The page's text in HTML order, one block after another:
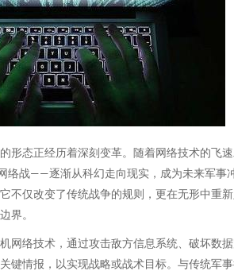
形态正经历着深刻变革。随着网络技术的飞
络战——逐渐从科幻走向现实，成为未来军事
不仅改变了传统战争的规则，更在无形中重
界。
网络技术，通过攻击敌方信息系统、破坏数
键情报，以实现战略或战术目标。与传统军